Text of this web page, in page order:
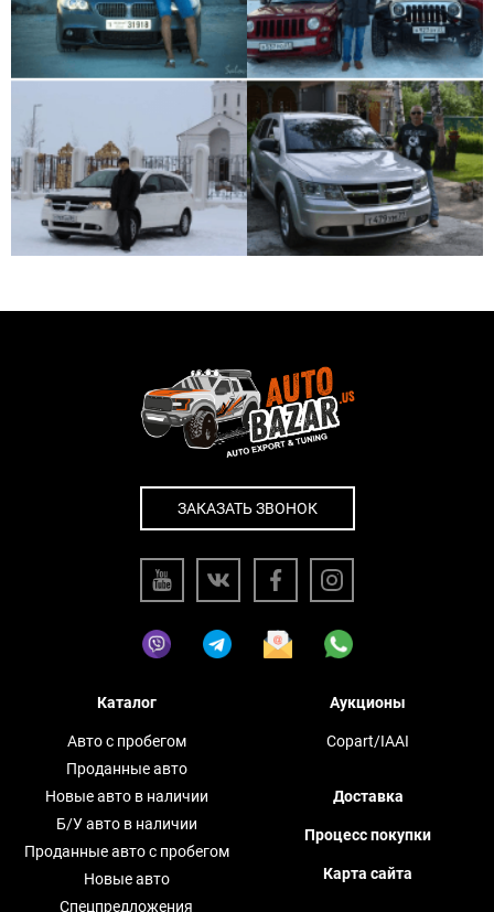
ЗАКАЗАТЬ ЗВОНОК
Каталог
Авто с пробегом
Проданные авто
Новые авто в наличии
Б/У авто в наличии
Проданные авто с пробегом
Новые авто
Спецпредложения
Аукционы
Copart/IAAI
Доставка
Процесс покупки
Карта сайта